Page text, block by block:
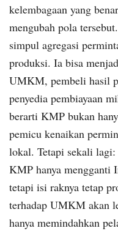
kelembagaan yang
mengubah pola
simpul agregasi
produksi. Ia bisa
UMKM, pembeli hasil
penyedia pembiayaan
berarti KMP bukan
pemicu kenaikan
lokal. Tetapi sekali
KMP hanya mengganti
tetapi isi raknya tetap
terhadap UMKM akan
hanya memindahkan